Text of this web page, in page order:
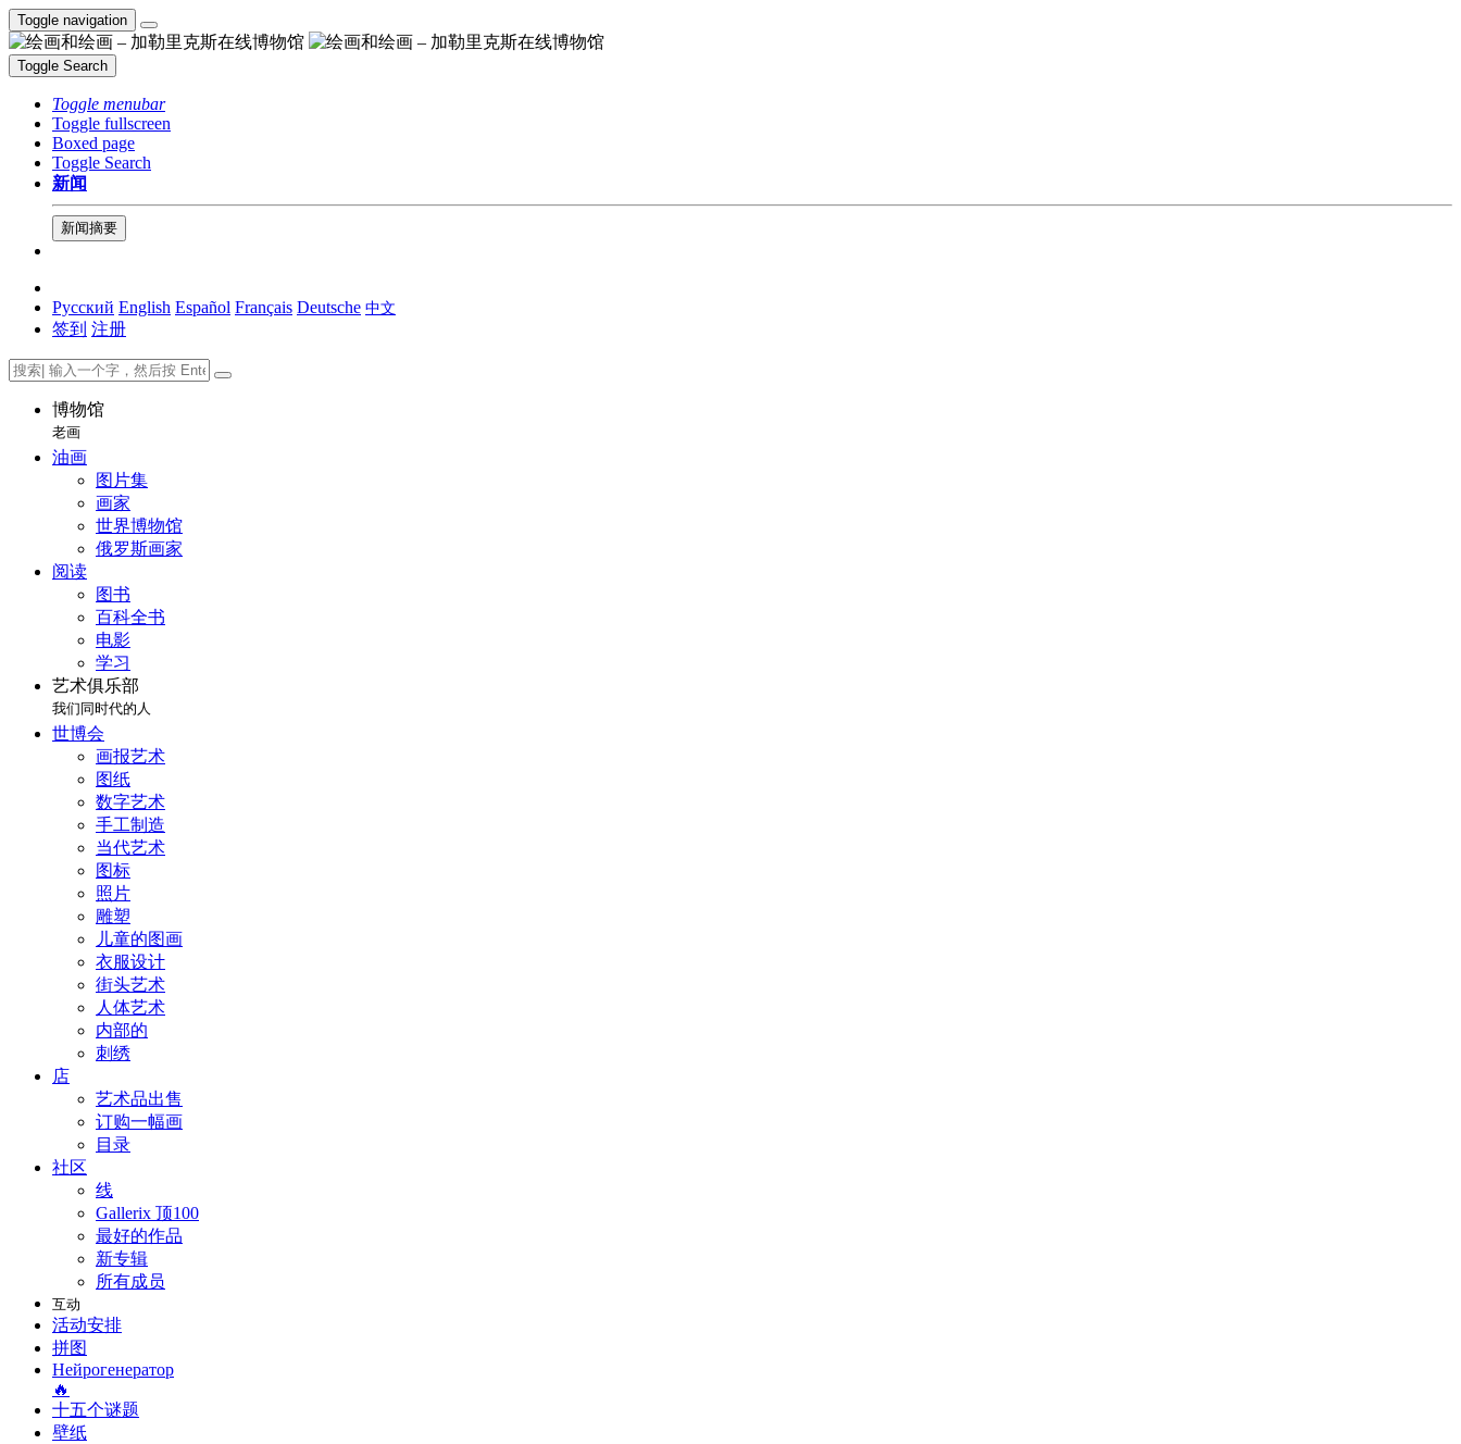
Toggle navigation
Toggle Search
Toggle menubar
Toggle fullscreen
Boxed page
Toggle Search
新闻
新闻摘要
Русский English Español Français Deutsche 中文
签到 注册
博物馆
老画
油画
图片集
画家
世界博物馆
俄罗斯画家
阅读
图书
百科全书
电影
学习
艺术俱乐部
我们同时代的人
世博会
画报艺术
图纸
数字艺术
手工制造
当代艺术
图标
照片
雕塑
儿童的图画
衣服设计
街头艺术
人体艺术
内部的
刺绣
店
艺术品出售
订购一幅画
目录
社区
线
Gallerix 顶100
最好的作品
新专辑
所有成员
互动
活动安排
拼图
Нейрогенератор
🔥
十五个谜题
壁纸